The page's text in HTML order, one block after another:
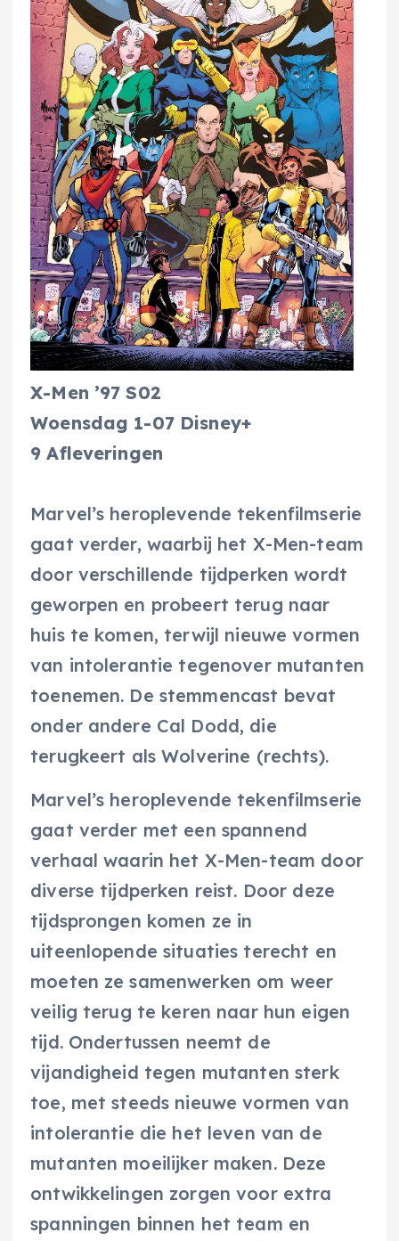
X-Men ’97 S02
Woensdag 1-07 Disney+
9 Afleveringen
Marvel’s heroplevende tekenfilmserie
gaat verder, waarbij het X-Men-team
door verschillende tijdperken wordt
geworpen en probeert terug naar
huis te komen, terwijl nieuwe vormen
van intolerantie tegenover mutanten
toenemen. De stemmencast bevat
onder andere Cal Dodd, die
terugkeert als Wolverine (rechts).
Marvel’s heroplevende tekenfilmserie
gaat verder met een spannend
verhaal waarin het X-Men-team door
diverse tijdperken reist. Door deze
tijdsprongen komen ze in
uiteenlopende situaties terecht en
moeten ze samenwerken om weer
veilig terug te keren naar hun eigen
tijd. Ondertussen neemt de
vijandigheid tegen mutanten sterk
toe, met steeds nieuwe vormen van
intolerantie die het leven van de
mutanten moeilijker maken. Deze
ontwikkelingen zorgen voor extra
spanningen binnen het team en